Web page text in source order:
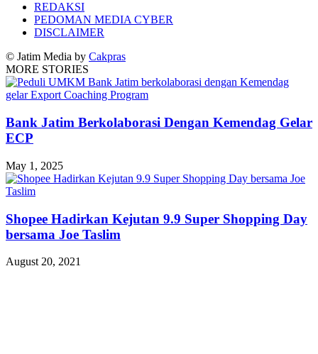
REDAKSI
PEDOMAN MEDIA CYBER
DISCLAIMER
© Jatim Media by Cakpras
MORE STORIES
Bank Jatim Berkolaborasi Dengan Kemendag Gelar
ECP
May 1, 2025
Shopee Hadirkan Kejutan 9.9 Super Shopping Day
bersama Joe Taslim
August 20, 2021